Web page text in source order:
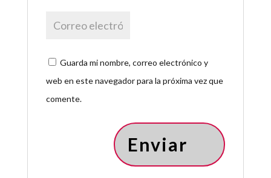
Guarda mi nombre, correo electrónico y
web en este navegador para la próxima vez que
comente.